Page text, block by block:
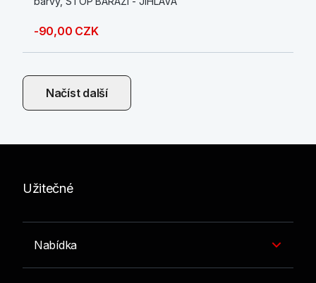
-90,00 CZK
Načíst další
Užitečné
Nabídka